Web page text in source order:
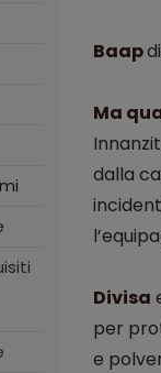
Baap
Ma
dalla
Divisa
per
e